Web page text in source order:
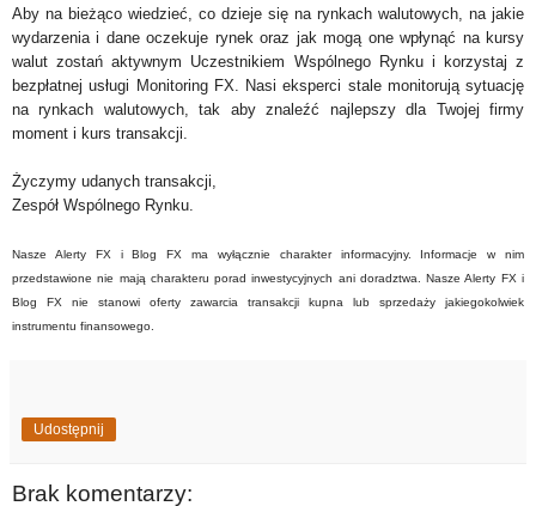
Aby na bieżąco wiedzieć, co dzieje się na rynkach walutowych, na jakie
wydarzenia i dane oczekuje rynek oraz jak mogą one wpłynąć na kursy
walut zostań aktywnym Uczestnikiem Wspólnego Rynku i korzystaj z
bezpłatnej usługi Monitoring FX. Nasi eksperci stale monitorują sytuację
na rynkach walutowych, tak aby znaleźć najlepszy dla Twojej firmy
moment i kurs transakcji.
Życzymy udanych transakcji,
Zespół Wspólnego Rynku.
Nasze Alerty FX i Blog FX ma wyłącznie charakter informacyjny. Informacje w nim
przedstawione nie mają charakteru porad inwestycyjnych ani doradztwa. Nasze Alerty FX i
Blog FX nie stanowi oferty zawarcia transakcji kupna lub sprzedaży jakiegokolwiek
instrumentu finansowego.
Udostępnij
Brak komentarzy: